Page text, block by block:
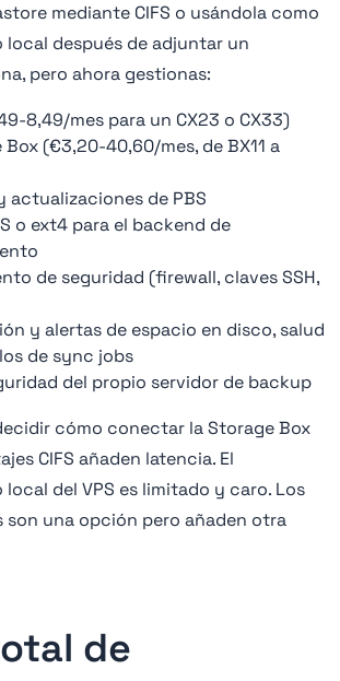
mediante CIFS o usándola como
después de adjuntar un
pero ahora gestionas:
8,49/mes para un CX23 o CX33)
Box (€3,20-40,60/mes, de BX11 a
actualizaciones de PBS
o ext4 para el backend de
de seguridad (firewall, claves SSH,
y alertas de espacio en disco, salud
de sync jobs
del propio servidor de backup
cómo conectar la Storage Box
CIFS añaden latencia. El
del VPS es limitado y caro. Los
son una opción pero añaden otra
de